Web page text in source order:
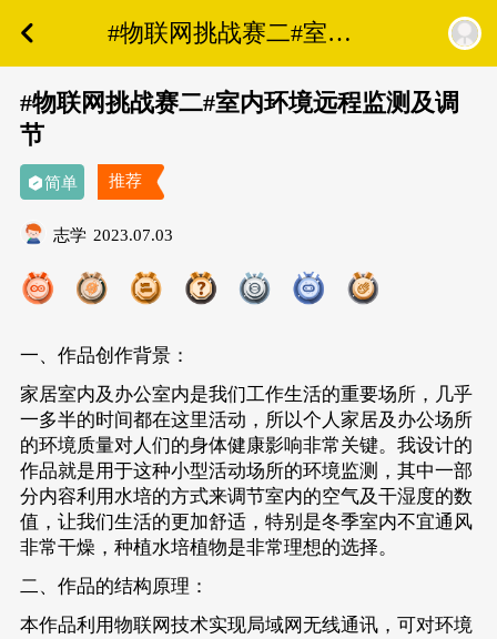
#物联网挑战赛二#室内
环境远程监测及调节
#物联网挑战赛二#室内环境远程监测及调
节
简单 推荐
志学 2023.07.03
一、作品创作背景：
家居室内及办公室内是我们工作生活的重要场所，几乎
一多半的时间都在这里活动，所以个人家居及办公场所
的环境质量对人们的身体健康影响非常关键。我设计的
作品就是用于这种小型活动场所的环境监测，其中一部
分内容利用水培的方式来调节室内的空气及干湿度的数
值，让我们生活的更加舒适，特别是冬季室内不宜通风
非常干燥，种植水培植物是非常理想的选择。
二、作品的结构原理：
本作品利用物联网技术实现局域网无线通讯，可对环境